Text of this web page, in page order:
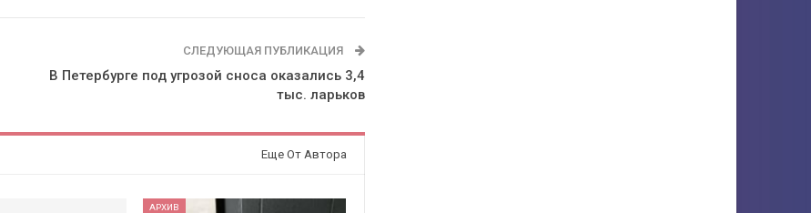
СЛЕДУЮЩАЯ ПУБЛИКАЦИЯ
В Петербурге под угрозой сноса оказались 3,4
тыс. ларьков
Еще От Автора
АРХИВ